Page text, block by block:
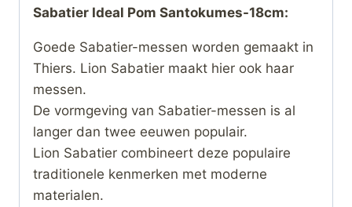
Sabatier Ideal Pom Santokumes-18cm:
Goede Sabatier-messen worden gemaakt in
Thiers. Lion Sabatier maakt hier ook haar
messen.
De vormgeving van Sabatier-messen is al
langer dan twee eeuwen populair.
Lion Sabatier combineert deze populaire
traditionele kenmerken met moderne
materialen.